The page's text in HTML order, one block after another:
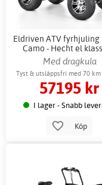
Eldriven ATV fyrhjuling
Camo - Hecht el
Låskätting
Med dragkula
Tyst & utsläppsfri med 70
57195 kr
I lager - Snabb
Köp